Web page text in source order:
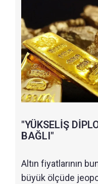
"YÜKSELİŞ
BAĞLI"
Altın fiyatlarının
büyük ölçüde